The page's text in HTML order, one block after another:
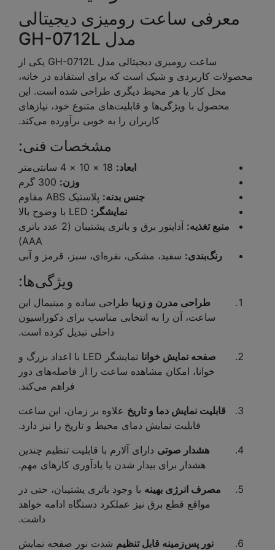
معرفی ساعت رومیزی دیجیتالی
مدل GH-0712L
ساعت رومیزی دیجیتالی مدل GH-0712L یکی از
محصولات کاربردی و شیک است که برای استفاده در خانه،
محل کار یا هر محیط دیگری طراحی شده است. این
محصول با ویژگی‌ها و قابلیت‌های متنوع خود، نیازهای
کاربران را به خوبی برآورده می‌کند.
مشخصات فنی:
ابعاد:
وزن:
جنس بدنه: پلاستیک ABS مقاوم
نمایشگر:
منبع تغذیه:
آداپتور برق و باتری پشتیبان (2 عدد باتری
AAA)
رنگ‌بندی: سفید، مشکی، نقره‌ای، سبز، قرمز و آبی
ویژگی‌ها:
طراحی مدرن و زیبا طراحی ساده و مینیمال این
ساعت، آن را به انتخابی مناسب برای دکوراسیون
داخلی تبدیل کرده است.
صفحه نمایش خوانا
نمایشگر LED با اعداد بزرگ و
خوانا، امکان مشاهده ساعت را از فاصله‌های دور
فراهم می‌کند.
قابلیت نمایش دما و تاریخ علاوه بر زمان، این ساعت
قابلیت نمایش دمای محیط و تاریخ را نیز دارد.
هشدار صوتی دارای آلارم با قابلیت تنظیم چندین
هشدار برای بیدار شدن یا یادآوری کارهای مهم.
مصرف انرژی بهینه با وجود باتری پشتیبان، حتی در
مواقع قطع برق نیز عملکرد دستگاه ادامه خواهد
داشت.
نور پس‌زمینه قابل تنظیم شدت نور صفحه نمایش